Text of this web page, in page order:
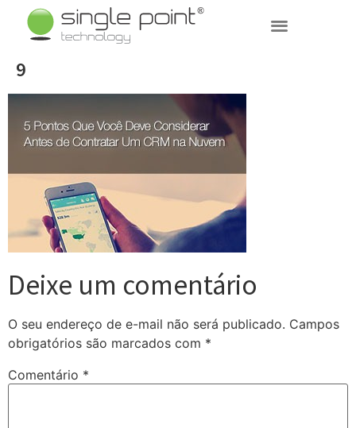
9
Deixe um comentário
O seu endereço de e-mail não será publicado. Campos
obrigatórios são marcados com *
Comentário *